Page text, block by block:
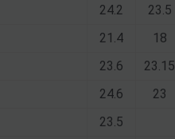
24.2 23.5
21.4 18
23.6 23.15
24.6 23
23.5